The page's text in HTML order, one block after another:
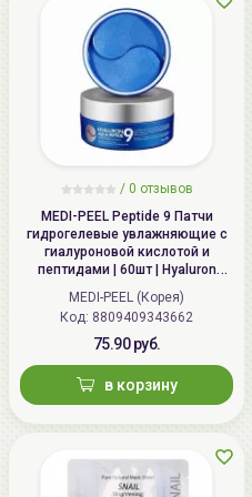
месяцев, так как оно
минимальное
Распределяя
сначала
воды. Постепенно
можно увеличивать,
внимание на то, как
не менее,
пользоваться совсем
Ванна со сплэш-
кожи всего тела,
избавляет от
На ванну используйте
/ 0 отзывов
MEDI-PEEL Peptide 9 Патчи
гидрогелевые увлажняющие с
гиалуроновой кислотой и
пептидами | 60шт | Hyaluron
Aqua Peptide 9 Ampoule Eye
Patch
MEDI-PEEL (Корея)
Код: 8809409343662
75.90 руб.
в корзину